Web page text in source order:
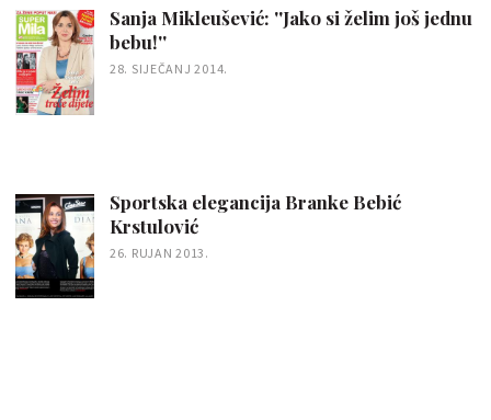
Sanja Mikleušević: ''Jako si želim još jednu
bebu!''
28. SIJEČANJ 2014.
Sportska elegancija Branke Bebić
Krstulović
26. RUJAN 2013.